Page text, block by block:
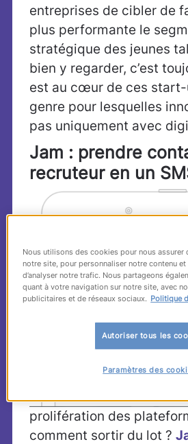
entreprises de cibler de
plus performante le
stratégique des jeunes
bien y regarder, c’est
est au cœur de ces start-
genre pour lesquelles
pas uniquement avec
Jam : prendre
recruteur en un
prolifération des
comment sortir du lot ?
Nous utilisons des cookies pour nous assurer
notre site, pour personnaliser notre contenu
d’analyser notre trafic. Nous partageons
quant à votre navigation sur notre site, avec
publicitaires et de réseaux sociaux. Politique
Autoriser tous les
Paramètres des